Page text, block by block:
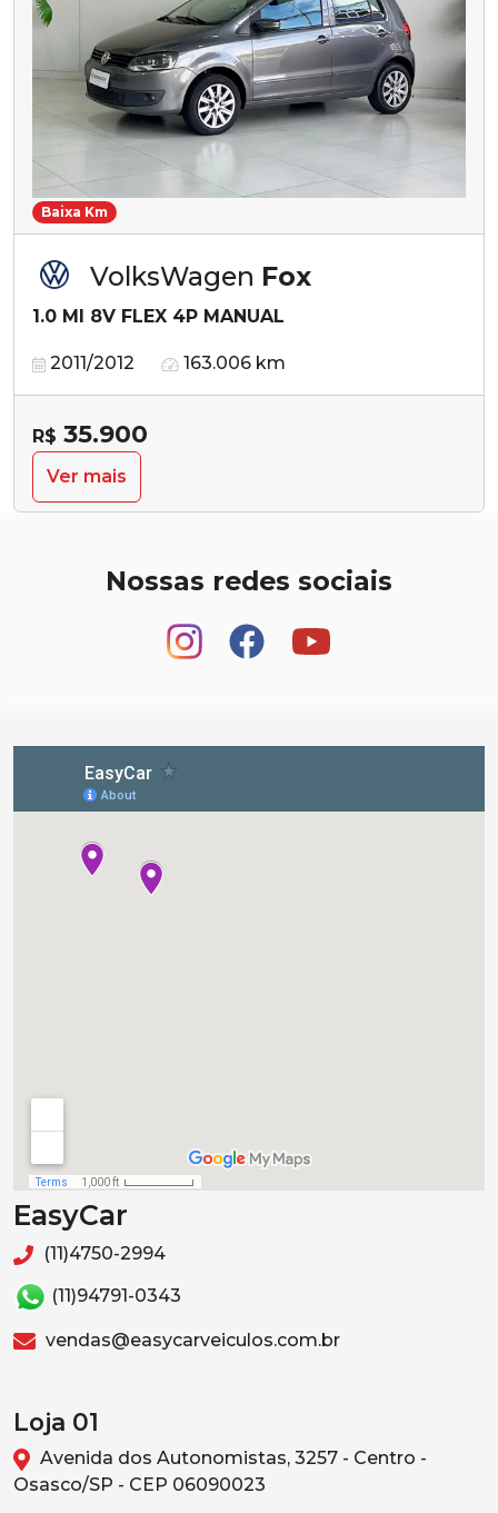
Baixa Km
VolksWagen Fox
1.0 MI 8V FLEX 4P MANUAL
2011/2012 163.006 km
R$ 35.900
Ver mais
Nossas redes sociais
EasyCar
(11)4750-2994
(11)94791-0343
vendas@easycarveiculos.com.br
Loja 01
Avenida dos Autonomistas, 3257 - Centro -
Osasco/SP - CEP 06090023